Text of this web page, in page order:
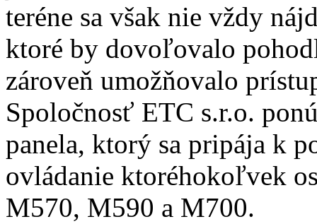
teréne sa však nie vždy
ktoré by dovoľovalo
zároveň umožňovalo
Spoločnosť ETC s.r.o.
panela, ktorý sa pripája k
ovládanie ktoréhokoľvek
M570, M590 a M700.